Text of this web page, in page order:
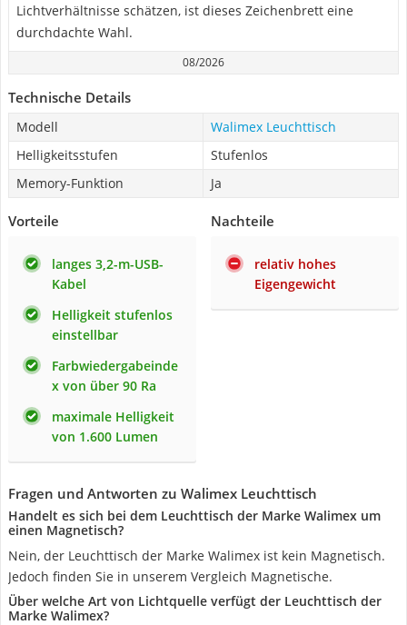
Lichtverhältnisse schätzen, ist dieses Zeichenbrett eine
durchdachte Wahl.
08/2026
Technische Details
Modell
Walimex Leuchttisch
Helligkeitsstufen
Stufenlos
Memory-Funktion
Ja
Vorteile
langes 3,2-m-USB-
Kabel
Helligkeit stufenlos
einstellbar
Farbwiedergabeinde
x von über 90 Ra
maximale Helligkeit
von 1.600 Lumen
Nachteile
relativ hohes
Eigengewicht
Fragen und Antworten zu Walimex Leuchttisch
Handelt es sich bei dem Leuchttisch der Marke Walimex um
einen Magnetisch?
Nein, der Leuchttisch der Marke Walimex ist kein Magnetisch.
Jedoch finden Sie in unserem Vergleich Magnetische.
Über welche Art von Lichtquelle verfügt der Leuchttisch der
Marke Walimex?